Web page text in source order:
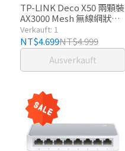
TP-LINK Deco X50 兩顆裝
AX3000 Mesh 無線網狀路
由器
Verkauft: 1
NT$4.699NT$4.999
Ausverkauft